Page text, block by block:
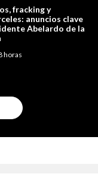
fracking y
anuncios clave
Abelardo de la
horas